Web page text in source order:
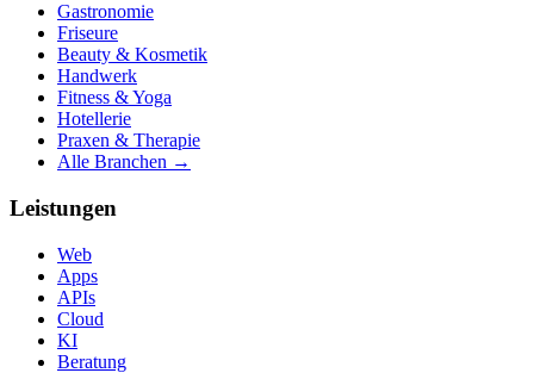
Gastronomie
Friseure
Beauty & Kosmetik
Handwerk
Fitness & Yoga
Hotellerie
Praxen & Therapie
Alle Branchen →
Leistungen
Web
Apps
APIs
Cloud
KI
Beratung